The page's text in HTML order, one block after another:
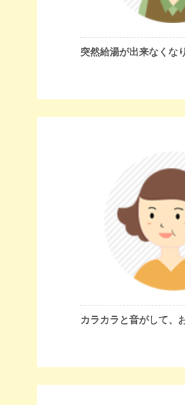
突然給湯が出来なくな
カラカラと音がして、